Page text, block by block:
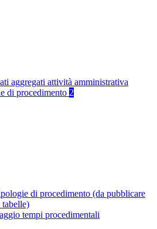
aggregati attività amministrativa
di procedimento 2
di procedimento (da pubblicare
tabelle)
tempi procedimentali